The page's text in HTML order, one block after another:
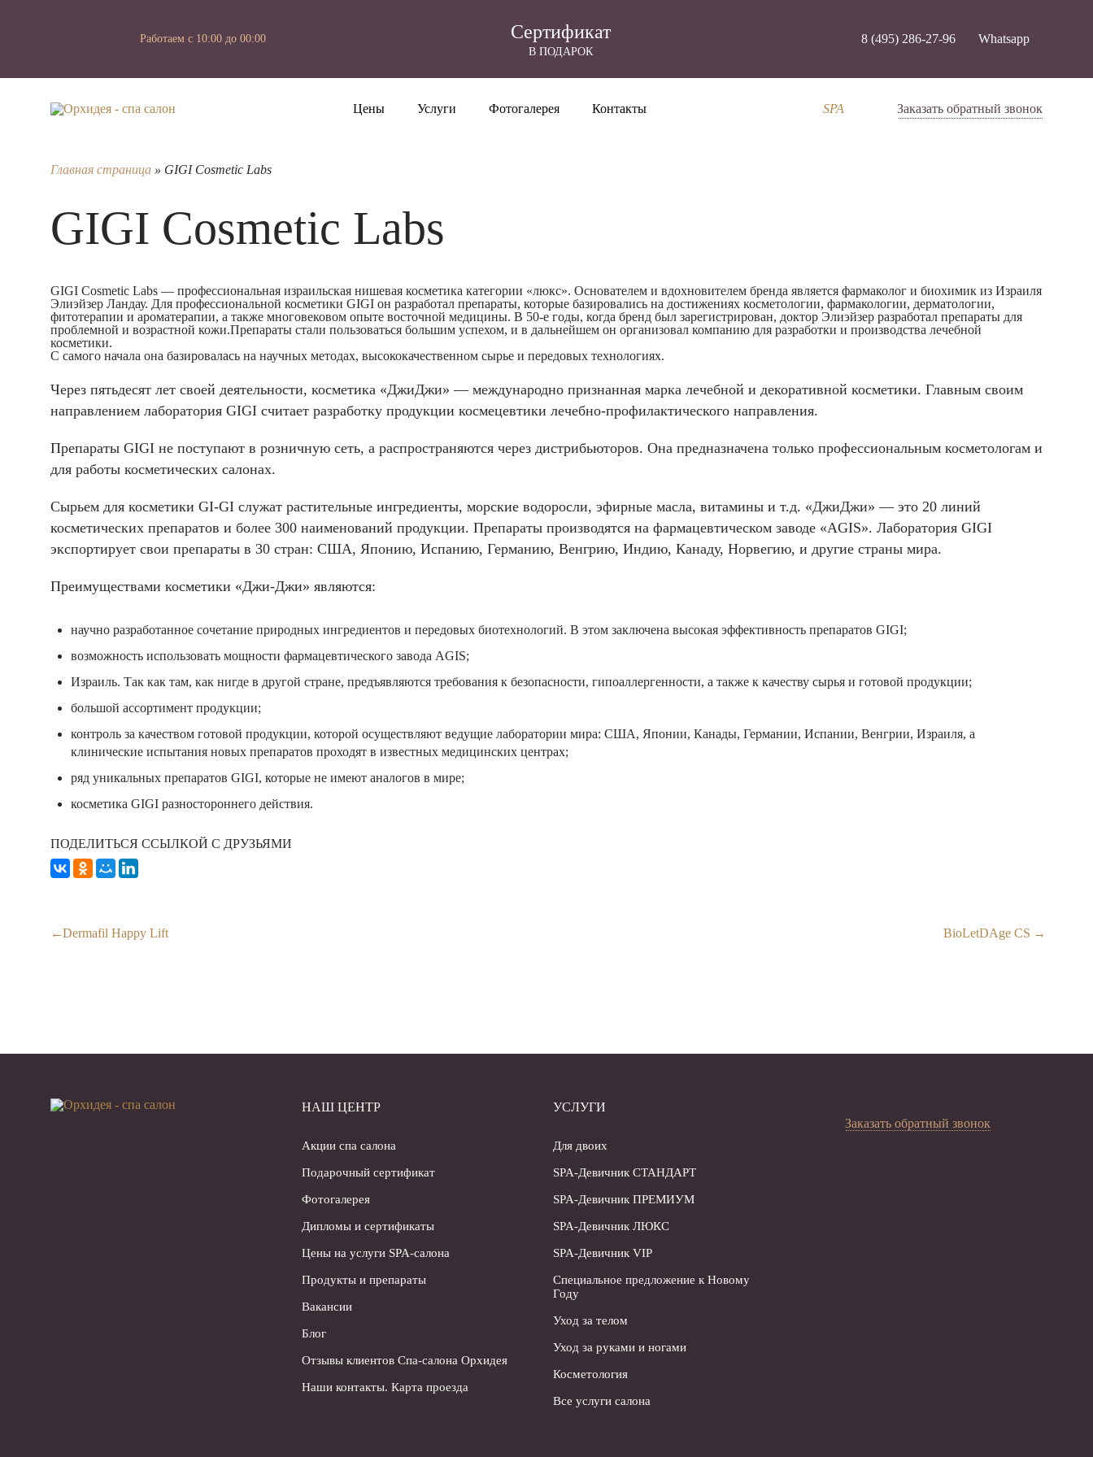
Работаем с 10:00 до 00:00 Cертификат
В ПОДАРОК
8 (495) 286-27-96 Whatsapp
Цены Услуги Фотогалерея Контакты SPA Заказать обратный звонок
Главная страница » GIGI Cosmetic Labs
GIGI Cosmetic Labs
GIGI Cosmetic Labs — профессиональная израильская нишевая косметика категории «люкс». Основателем и вдохновителем бренда является фармаколог и биохимик из Израиля
Элиэйзер Ландау. Для профессиональной косметики GIGI он разработал препараты, которые базировались на достижениях косметологии, фармакологии, дерматологии,
фитотерапии и ароматерапии, а также многовековом опыте восточной медицины. В 50-е годы, когда бренд был зарегистрирован, доктор Элиэйзер разработал препараты для
проблемной и возрастной кожи.Препараты стали пользоваться большим успехом, и в дальнейшем он организовал компанию для разработки и производства лечебной
косметики.
С самого начала она базировалась на научных методах, высококачественном сырье и передовых технологиях.
Через пятьдесят лет своей деятельности, косметика «ДжиДжи» — международно признанная марка лечебной и декоративной косметики. Главным своим
направлением лаборатория GIGI считает разработку продукции космецевтики лечебно-профилактического направления.
Препараты GIGI не поступают в розничную сеть, а распространяются через дистрибьюторов. Она предназначена только профессиональным косметологам и
для работы косметических салонах.
Сырьем для косметики GI-GI служат растительные ингредиенты, морские водоросли, эфирные масла, витамины и т.д. «ДжиДжи» — это 20 линий
косметических препаратов и более 300 наименований продукции. Препараты производятся на фармацевтическом заводе «AGIS». Лаборатория GIGI
экспортирует свои препараты в 30 стран: США, Японию, Испанию, Германию, Венгрию, Индию, Канаду, Норвегию, и другие страны мира.
Преимуществами косметики «Джи-Джи» являются:
научно разработанное сочетание природных ингредиентов и передовых биотехнологий. В этом заключена высокая эффективность препаратов GIGI;
возможность использовать мощности фармацевтического завода AGIS;
Израиль. Так как там, как нигде в другой стране, предъявляются требования к безопасности, гипоаллергенности, а также к качеству сырья и готовой продукции;
большой ассортимент продукции;
контроль за качеством готовой продукции, которой осуществляют ведущие лаборатории мира: США, Японии, Канады, Германии, Испании, Венгрии, Израиля, а
клинические испытания новых препаратов проходят в известных медицинских центрах;
ряд уникальных препаратов GIGI, которые не имеют аналогов в мире;
косметика GIGI разностороннего действия.
ПОДЕЛИТЬСЯ ССЫЛКОЙ С ДРУЗЬЯМИ
Dermafil Happy Lift BioLetDAge CS
НАШ ЦЕНТР
Акции спа салона
Подарочный сертификат
Фотогалерея
Дипломы и сертификаты
Цены на услуги SPA-салона
Продукты и препараты
Вакансии
Блог
Отзывы клиентов Спа-салона Орхидея
Наши контакты. Карта проезда
УСЛУГИ
Для двоих
SPA-Девичник СТАНДАРТ
SPA-Девичник ПРЕМИУМ
SPA-Девичник ЛЮКС
SPA-Девичник VIP
Специальное предложение к Новому
Году
Уход за телом
Уход за руками и ногами
Косметология
Все услуги салона
Заказать обратный звонок